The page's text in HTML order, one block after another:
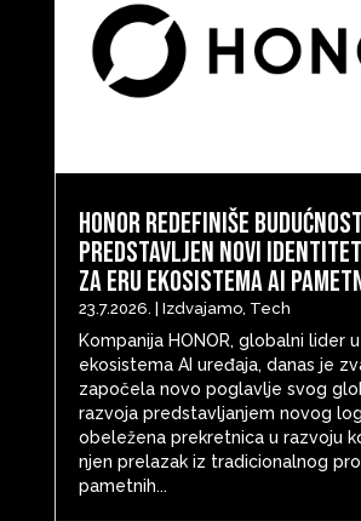
HONOR redefiniše
predstavljen novi
za eru ekosistema AI
23.7.2026. Izdvajamo, Tech
Kompanija HONOR, globalni lider
ekosistema AI uređaja, danas je
započela novo poglavlje svog
razvoja predstavljanjem novog
obeležena prekretnica u razvoju
njen prelazak iz tradicionalnog
pametnih...